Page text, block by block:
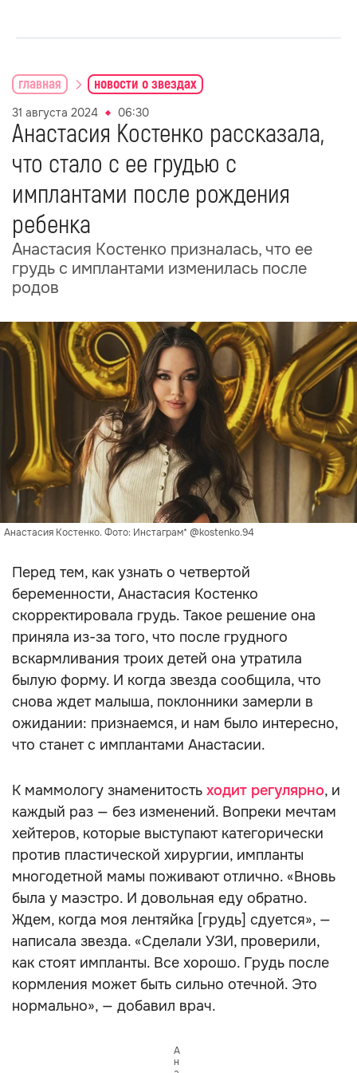
главная новости о звездах
31 августа 2024 06:30
Анастасия Костенко рассказала,
что стало с ее грудью с
имплантами после рождения
ребенка
Анастасия Костенко призналась, что ее
грудь с имплантами изменилась после
родов
Анастасия Костенко. Фото: Инстаграм* @kostenko.94
Перед тем, как узнать о четвертой
беременности, Анастасия Костенко
скорректировала грудь. Такое решение она
приняла из-за того, что после грудного
вскармливания троих детей она утратила
былую форму. И когда звезда сообщила, что
снова ждет малыша, поклонники замерли в
ожидании: признаемся, и нам было интересно,
что станет с имплантами Анастасии.
К маммологу знаменитость ходит регулярно, и
каждый раз — без изменений. Вопреки мечтам
хейтеров, которые выступают категорически
против пластической хирургии, импланты
многодетной мамы поживают отлично. «Вновь
была у маэстро. И довольная еду обратно.
Ждем, когда моя лентяйка [грудь] сдуется», —
написала звезда. «Сделали УЗИ, проверили,
как стоят импланты. Все хорошо. Грудь после
кормления может быть сильно отечной. Это
нормально», — добавил врач.
А
н